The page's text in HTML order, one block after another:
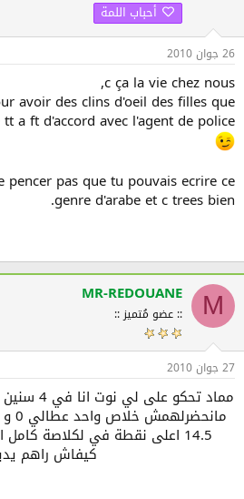
أحباب اللمة
26 جوان 2010
c ça la vie chez nous,
avoir des clins d'oeil des filles que
a ft d'accord avec l'agent de police
pencer pas que tu pouvais ecrire ce
genre d'arabe et c trees bien.
M
MR-REDOUANE
:: عضو مُتميز ::
27 جوان 2010
14.5 اعلى نقطة في لكلاصة كامل
كيفاش راهم